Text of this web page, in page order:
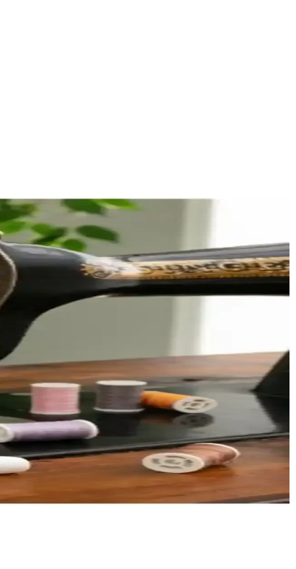
olduğundan farklı modellere uyum
sağlayan kapsamlı bir nakış setidir.
sunar.
sağlar.
bir dikiş setidir.